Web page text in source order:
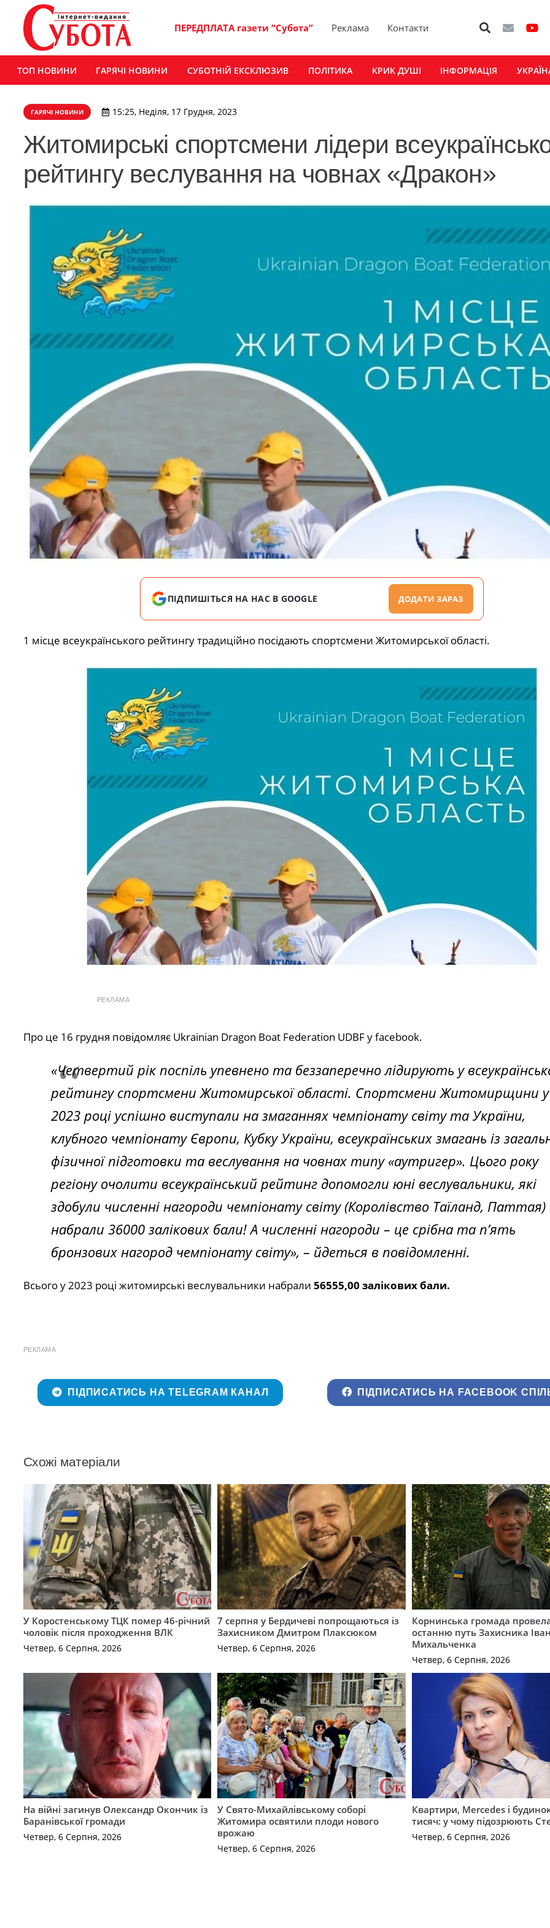
ПЕРЕДПЛАТА газети “Субота” Реклама Контакти
ТОП НОВИНИ ГАРЯЧІ НОВИНИ СУБОТНІЙ ЕКСКЛЮЗИВ ПОЛІТИКА КРИК ДУШІ ІНФОРМАЦІЯ
ГАРЯЧІ НОВИНИ 15:25, Неділя, 17 Грудня, 2023
Житомирські спортсмени лідери
рейтингу веслування на човнах «Дракон»
ПІДПИШІТЬСЯ НА НАС В GOOGLE ДОДАТИ ЗАРАЗ
1 місце всеукраїнського рейтингу традиційно посідають спортсмени Житомирської області.
РЕКЛАМА
Про це 16 грудня повідомляє Ukrainian Dragon Boat Federation UDBF у facebook.
«Четвертий рік поспіль упевнено та беззаперечно лідирують у
рейтингу спортсмени Житомирської області. Спортсмени Житомирщини у
2023 році успішно виступали на змаганнях чемпіонату світу та України,
клубного чемпіонату Європи, Кубку України, всеукраїнських змагань із
фізичної підготовки та веслування на човнах типу «аутригер». Цього року
регіону очолити всеукраїнський рейтинг допомогли юні веслувальники, які
здобули численні нагороди чемпіонату світу (Королівство Таїланд, Паттая)
набрали 36000 залікових бали! А численні нагороди – це срібна та п’ять
бронзових нагород чемпіонату світу», – йдеться в повідомленні.
Всього у 2023 році житомирські веслувальники набрали 56555,00 залікових бали.
РЕКЛАМА
ПІДПИСАТИСЬ НА TELEGRAM КАНАЛ ПІДПИСАТИСЬ НА FACEBOOK
Схожі матеріали
У Коростенському ТЦК помер 46-річний
чоловік після проходження ВЛК
Четвер, 6 Серпня, 2026
7 серпня у Бердичеві попрощаються із
Захисником Дмитром Плаксюком
Четвер, 6 Серпня, 2026
Корнинська громада
останню путь Захисника
Михальченка
Четвер, 6 Серпня, 2026
На війні загинув Олександр Окончик із
Баранівської громади
Четвер, 6 Серпня, 2026
У Свято-Михайлівському соборі
Житомира освятили плоди нового
врожаю
Четвер, 6 Серпня, 2026
Квартири, Mercedes і
тисяч: у чому підозрюють
Четвер, 6 Серпня, 2026